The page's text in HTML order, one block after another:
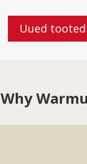
Uued tooted
Why